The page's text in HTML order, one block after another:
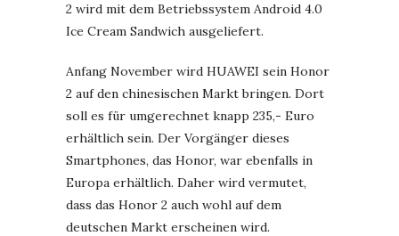
2 wird mit dem Betriebssystem Android 4.0
Ice Cream Sandwich ausgeliefert.
Anfang November wird HUAWEI sein Honor
2 auf den chinesischen Markt bringen. Dort
soll es für umgerechnet knapp 235,- Euro
erhältlich sein. Der Vorgänger dieses
Smartphones, das Honor, war ebenfalls in
Europa erhältlich. Daher wird vermutet,
dass das Honor 2 auch wohl auf dem
deutschen Markt erscheinen wird.